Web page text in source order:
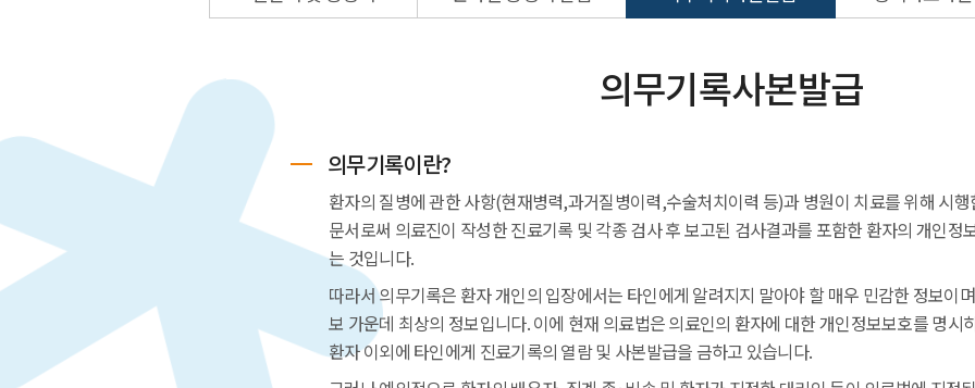
의무기록사본발급
의무기록이란?
환자의 질병에 관한 사항(현재병력,과거질병이력,수술처치이력 등)과 병원이 치료를 위해 시
문서로써 의료진이 작성한 진료기록 및 각종 검사 후 보고된 검사결과를 포함한 환자의 개인정
는 것입니다.
따라서 의무기록은 환자 개인의 입장에서는 타인에게 알려지지 말아야 할 매우 민감한 정보이
보 가운데 최상의 정보입니다. 이에 현재 의료법은 의료인의 환자에 대한 개인정보보호를 명시
환자 이외에 타인에게 진료기록의 열람 및 사본발급을 금하고 있습니다.